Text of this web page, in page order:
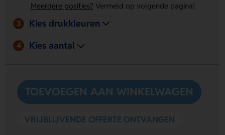
Meerdere posities? Vermeld op volgende pagina!
3
Kies drukkleuren
4 Kies aantal
TOEVOEGEN AAN WINKELWAGEN
VRIJBLIJVENDE OFFERTE ONTVANGEN